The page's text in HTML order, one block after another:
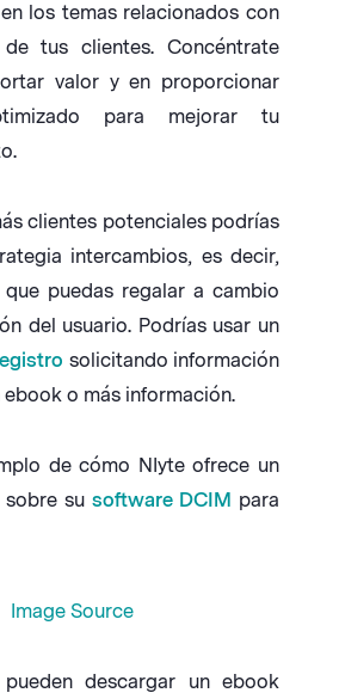
los temas relacionados con
tus clientes. Concéntrate
valor y en proporcionar
para mejorar tu
clientes potenciales podrías
intercambios, es decir,
puedas regalar a cambio
del usuario. Podrías usar un
solicitando información
o más información.
de cómo NIyte ofrece un
su software DCIM para
Image Source
descargar un ebook